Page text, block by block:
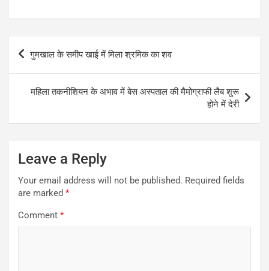
Post
navigation
गुमखाल के समीप खाई में मिला श्रमिक का शव
महिला तकनीशियन के अभाव में बेस अस्पताल की मैमोग्राफी लैब शुरू
होने में देरी
Leave a Reply
Your email address will not be published. Required fields
are marked *
Comment *